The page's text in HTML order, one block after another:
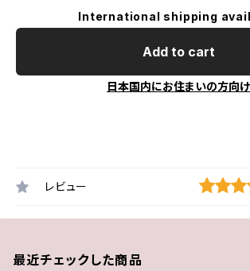
International shipping
Add to cart
日本国内にお住まいの方向け
レビュー
最近チェックした商品